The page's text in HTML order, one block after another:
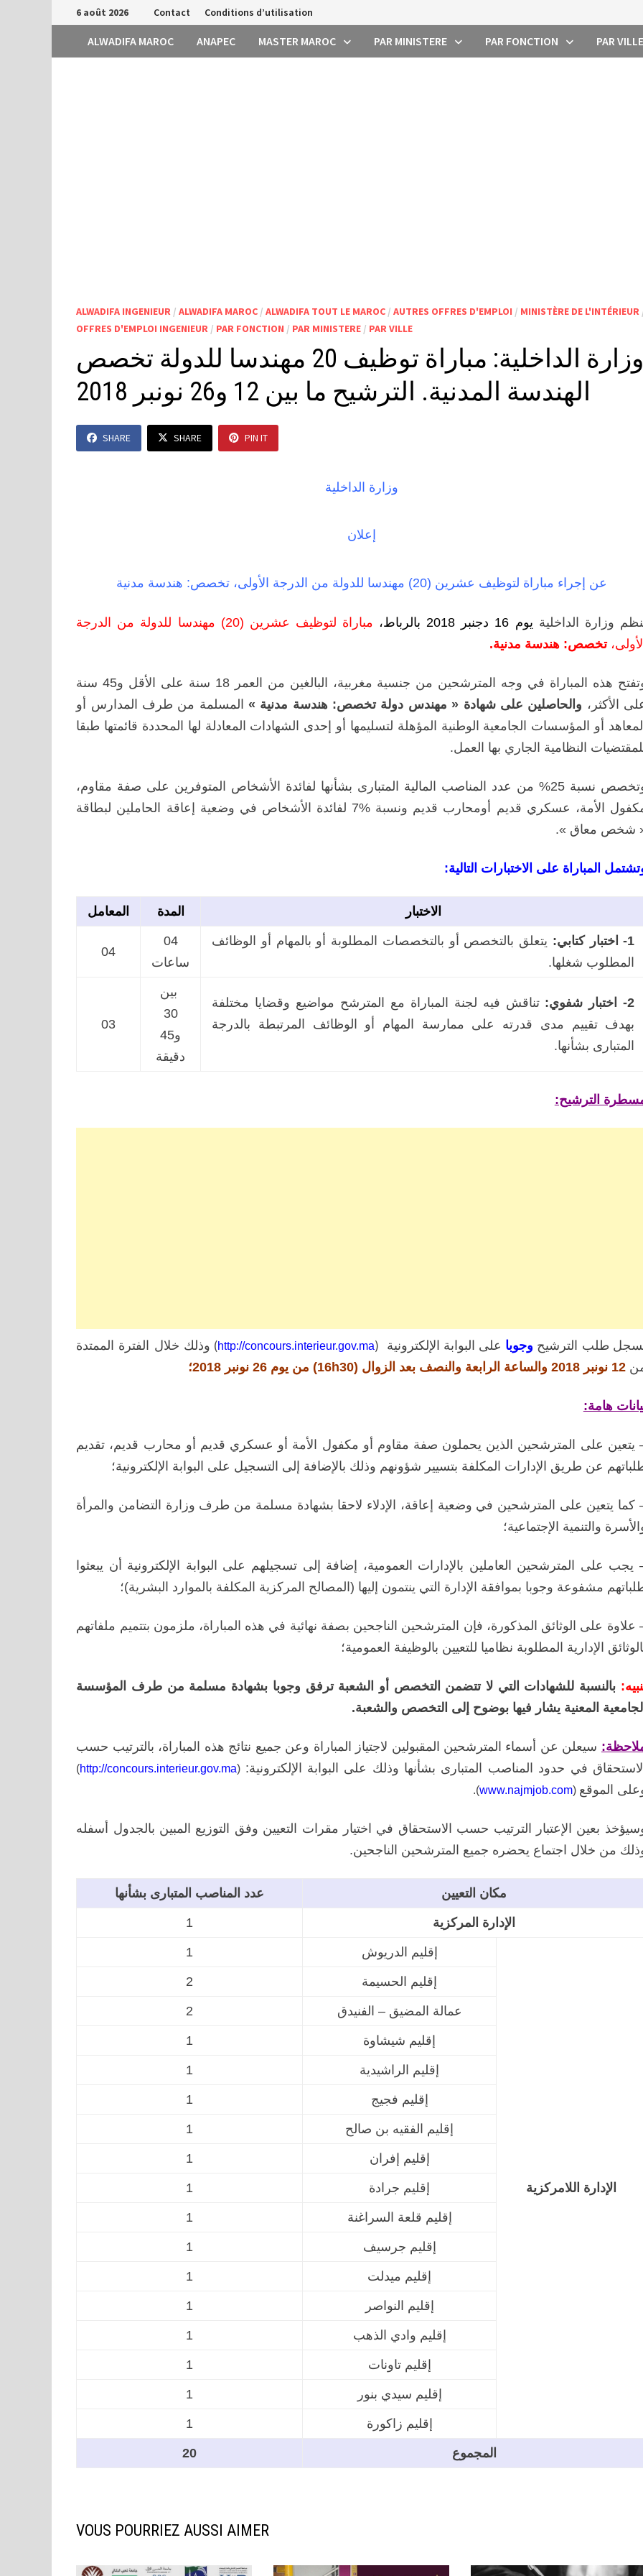
Passer
au
contenu
6 août 2026 Contact Conditions d’utilisation
ALWADIFA MAROC ANAPEC MASTER MAROC PAR MINISTERE PAR FONCTION PAR
ALWADIFA INGENIEUR /ALWADIFA MAROC /ALWADIFA TOUT LE MAROC /AUTRES OFFRES D'EMPLOI / MINISTÈRE DE L'INTÉRIEUR
OFFRES D'EMPLOI INGENIEUR / PAR FONCTION / PAR MINISTERE / PAR VILLE
وزارة الداخلية: مباراة توظيف 20 مهندسا للدولة تخصص
الهندسة المدنية. الترشيح ما بين 12 و26 نونبر 2018
SHARE SHARE PIN IT
وزارة الداخلية
إعلان
عن إجراء مباراة لتوظيف عشرين (20) مهندسا للدولة من الدرجة الأولى، تخصص: هندسة مدنية
وزارة الداخلية يوم 16 دجنبر 2018 بالرباط،
مباراة لتوظيف عشرين (20) مهندسا للدولة من الدرجة
تخصص: هندسة مدنية.
وتفتح هذه المباراة في وجه المترشحين من جنسية مغربية، البالغين من العمر 18 سنة على الأقل و45 سنة
الأكثر، والحاصلين على شهادة « مهندس دولة تخصص: هندسة مدنية »المسلمة من طرف المدارس أو
أو المؤسسات الجامعية الوطنية المؤهلة لتسليمها أو إحدى الشهادات المعادلة لها المحددة قائمتها طبقا
النظامية الجاري بها العمل.
وتخصص نسبة 25% من عدد المناصب المالية المتبارى بشأنها لفائدة الأشخاص المتوفرين على صفة مقاوم،
مكفول الأمة، عسكري قديم أومحارب قديم ونسبة %7 لفائدة الأشخاص في وضعية إعاقة الحاملين لبطاقة
شخص معاق ».
المباراة على الاختبارات التالية:
المعامل المدة الاختبار
04
04
ساعات
1- اختبار كتابي:
يتعلق بالتخصص أو بالتخصصات المطلوبة أو بالمهام أو الوظائف
المطلوب شغلها.
03
بين
30
و45
دقيقة
2- اختبار شفوي:
تناقش فيه لجنة المباراة مع المترشح مواضيع وقضايا مختلفة
بهدف تقييم مدى قدرته على ممارسة المهام أو الوظائف المرتبطة بالدرجة
المتبارى بشأنها.
الترشيح:
طلب الترشيح وجوبا على البوابة الإلكترونية (http://concours.interieur.gov.ma
) وذلك خلال الفترة الممتدة
12 نونبر 2018 والساعة الرابعة والنصف بعد الزوال (16h30) من يوم 26 نونبر 2018؛
هامة:
يتعين على المترشحين الذين يحملون صفة مقاوم أو مكفول الأمة أو عسكري قديم أو محارب قديم، تقديم
عن طريق الإدارات المكلفة بتسيير شؤونهم وذلك بالإضافة إلى التسجيل على البوابة الإلكترونية؛
كما يتعين على المترشحين في وضعية إعاقة، الإدلاء لاحقا بشهادة مسلمة من طرف وزارة التضامن والمرأة
والتنمية الإجتماعية؛
يجب على المترشحين العاملين بالإدارات العمومية، إضافة إلى تسجيلهم على البوابة الإلكترونية أن يبعثوا
مشفوعة وجوبا بموافقة الإدارة التي ينتمون إليها (المصالح المركزية المكلفة بالموارد البشرية)؛
علاوة على الوثائق المذكورة، فإن المترشحين الناجحين بصفة نهائية في هذه المباراة، ملزمون بتتميم ملفاتهم
الإدارية المطلوبة نظاميا للتعيين بالوظيفة العمومية؛
بالنسبة للشهادات التي لا تتضمن التخصص أو الشعبة ترفق وجوبا بشهادة مسلمة من طرف المؤسسة
المعنية يشار فيها بوضوح إلى التخصص والشعبة.
سيعلن عن أسماء المترشحين المقبولين لاجتياز المباراة وعن جميع نتائج هذه المباراة، بالترتيب حسب
في حدود المناصب المتبارى بشأنها وذلك على البوابة الإلكترونية: (
http://concours.interieur.gov.ma
)
الموقع (
www.najmjob.com
)
.
بعين الإعتبار الترتيب حسب الاستحقاق في اختيار مقرات التعيين وفق التوزيع المبين بالجدول أسفله
من خلال اجتماع يحضره جميع المترشحين الناجحين.
عدد المناصب المتبارى بشأنها مكان التعيين
1 الإدارة المركزية
1 إقليم الدريوش
الإدارة اللامركزية
2 إقليم الحسيمة
2 عمالة المضيق – الفنيدق
1 إقليم شيشاوة
1 إقليم الراشيدية
1 إقليم فجيج
1 إقليم الفقيه بن صالح
1 إقليم إفران
1 إقليم جرادة
1 إقليم قلعة السراغنة
1 إقليم جرسيف
1 إقليم ميدلت
1 إقليم النواصر
1 إقليم وادي الذهب
1 إقليم تاونات
1 إقليم سيدي بنور
1 إقليم زاكورة
20 المجموع
VOUS POURRIEZ AUSSI AIMER